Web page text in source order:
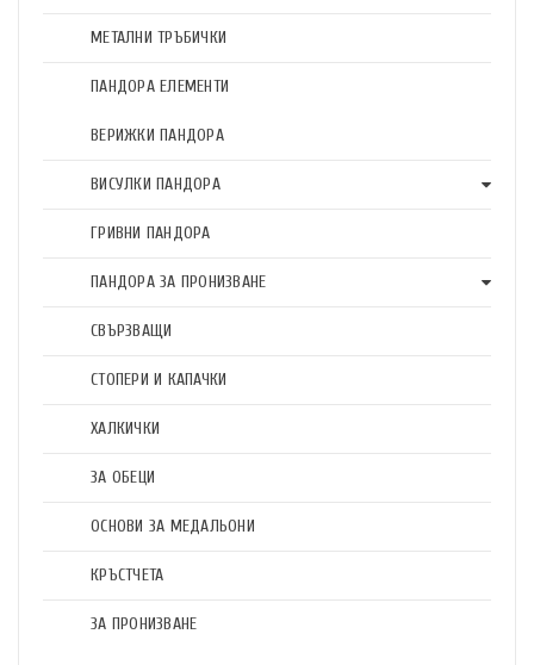
МЕТАЛНИ ТРЪБИЧКИ
ПАНДОРА ЕЛЕМЕНТИ
ВЕРИЖКИ ПАНДОРА
ВИСУЛКИ ПАНДОРА
ГРИВНИ ПАНДОРА
ПАНДОРА ЗА ПРОНИЗВАНЕ
СВЪРЗВАЩИ
СТОПЕРИ И КАПАЧКИ
ХАЛКИЧКИ
ЗА ОБЕЦИ
ОСНОВИ ЗА МЕДАЛЬОНИ
КРЪСТЧЕТА
ЗА ПРОНИЗВАНЕ